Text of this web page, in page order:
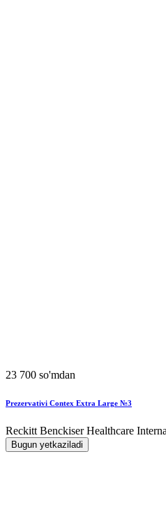
23 700 so'mdan
Prezervativi Contex Extra Large №3
Reckitt Benckiser Healthcare
Bugun yetkaziladi